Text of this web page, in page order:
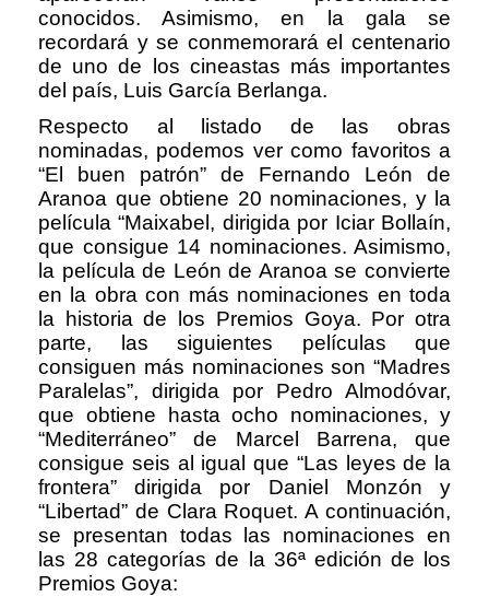
conocidos. Asimismo, en la gala se
recordará y se conmemorará el centenario
de uno de los cineastas más importantes
del país, Luis García Berlanga.
Respecto al listado de las obras
nominadas, podemos ver como favoritos a
“El buen patrón” de Fernando León de
Aranoa que obtiene 20 nominaciones, y la
película “Maixabel, dirigida por Iciar Bollaín,
que consigue 14 nominaciones. Asimismo,
la película de León de Aranoa se convierte
en la obra con más nominaciones en toda
la historia de los Premios Goya. Por otra
parte, las siguientes películas que
consiguen más nominaciones son “Madres
Paralelas”, dirigida por Pedro Almodóvar,
que obtiene hasta ocho nominaciones, y
“Mediterráneo” de Marcel Barrena, que
consigue seis al igual que “Las leyes de la
frontera” dirigida por Daniel Monzón y
“Libertad” de Clara Roquet. A continuación,
se presentan todas las nominaciones en
las 28 categorías de la 36ª edición de los
Premios Goya: